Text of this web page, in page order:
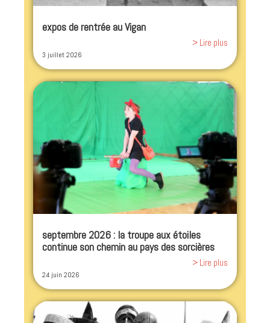
expos de rentrée au Vigan
> Lire plus
3 juillet 2026
septembre 2026 : la troupe aux étoiles
continue son chemin au pays des sorcières
> Lire plus
24 juin 2026